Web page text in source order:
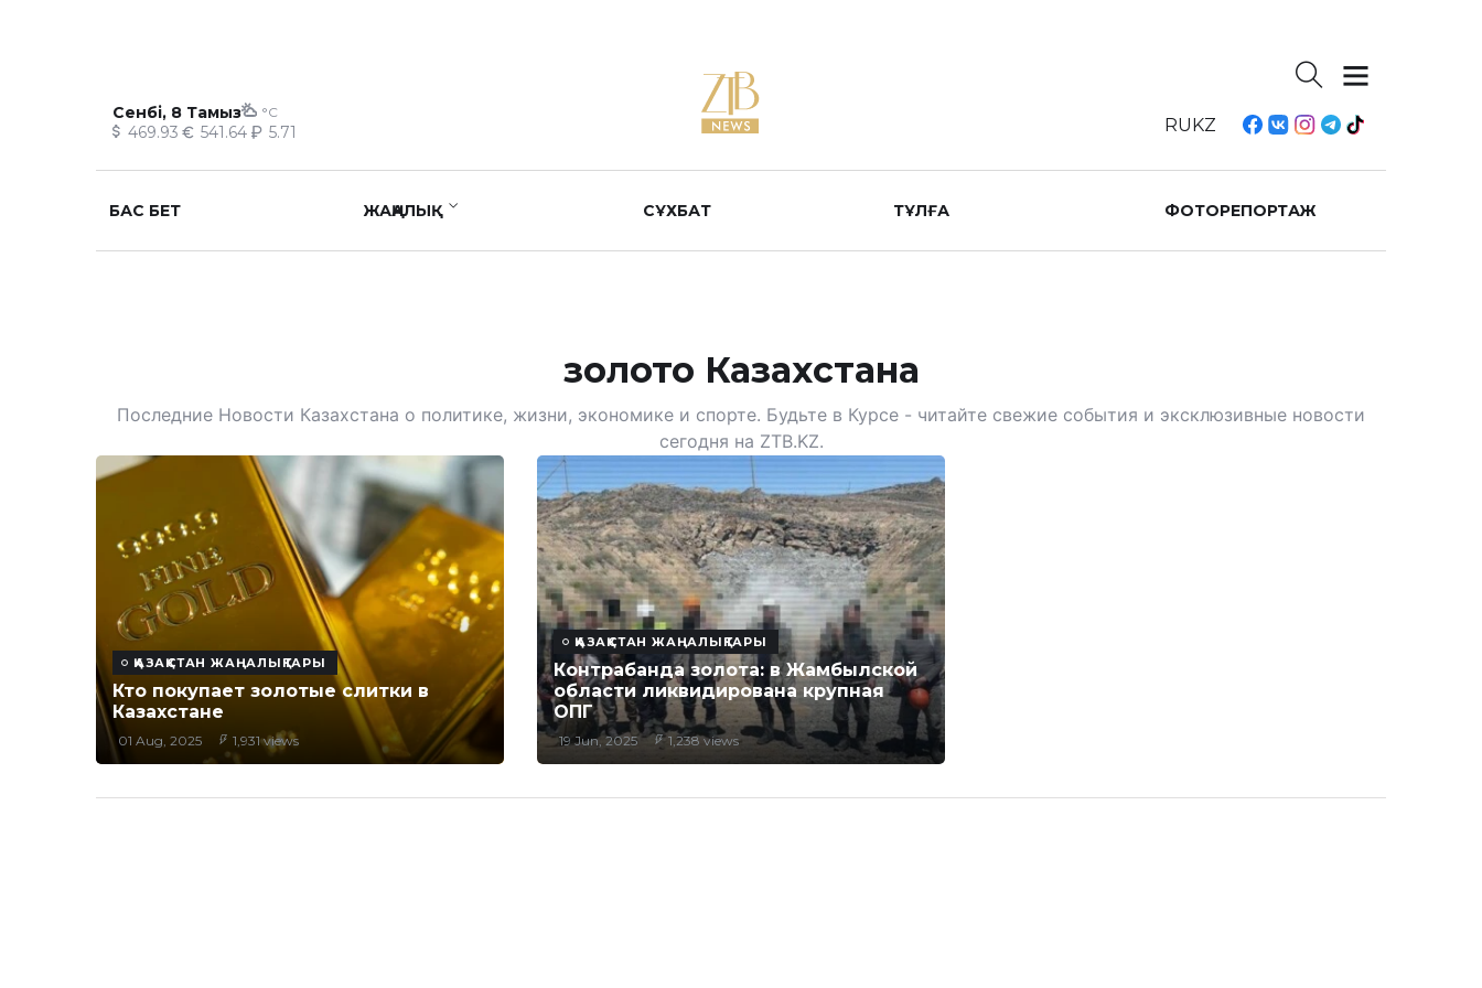
Сенбі, 8 Тамыз °C
469.93 541.64 5.71 RUKZ
БАС БЕТ ЖАҢАЛЫҚ СҰХБАТ ТҰЛҒА ФОТОРЕПОРТАЖ
золото Казахстана
Последние Новости Казахстана о политике, жизни, экономике и спорте. Будьте в Курсе - читайте свежие события и эксклюзивные новости
сегодня на ZTB.KZ.
ҚАЗАҚСТАН ЖАҢАЛЫҚТАРЫ
Кто покупает золотые слитки в
Казахстане
01 Aug, 2025 1,931 views
ҚАЗАҚСТАН ЖАҢАЛЫҚТАРЫ
Контрабанда золота: в Жамбылской
области ликвидирована крупная
ОПГ
19 Jun, 2025 1,238 views